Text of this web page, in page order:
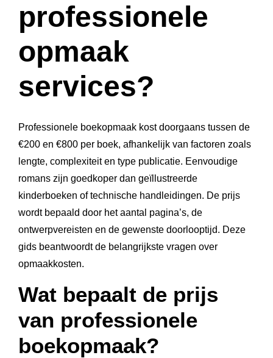
professionele
opmaak
services?
Professionele boekopmaak kost doorgaans tussen de
€200 en €800 per boek, afhankelijk van factoren zoals
lengte, complexiteit en type publicatie. Eenvoudige
romans zijn goedkoper dan geïllustreerde
kinderboeken of technische handleidingen. De prijs
wordt bepaald door het aantal pagina’s, de
ontwerpvereisten en de gewenste doorlooptijd. Deze
gids beantwoordt de belangrijkste vragen over
opmaakkosten.
Wat bepaalt de prijs
van professionele
boekopmaak?